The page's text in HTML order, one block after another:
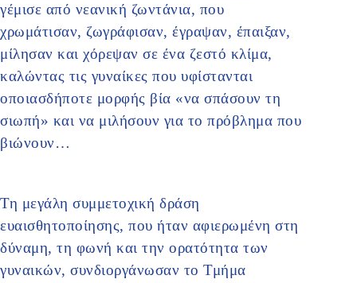
γέμισε από νεανική ζωντάνια, που
χρωμάτισαν, ζωγράφισαν, έγραψαν, έπαιξαν,
μίλησαν και χόρεψαν σε ένα ζεστό κλίμα,
καλώντας τις γυναίκες που υφίστανται
οποιασδήποτε μορφής βία «να σπάσουν τη
σιωπή» και να μιλήσουν για το πρόβλημα που
βιώνουν…
Τη μεγάλη συμμετοχική δράση
ευαισθητοποίησης, που ήταν αφιερωμένη στη
δύναμη, τη φωνή και την ορατότητα των
γυναικών, συνδιοργάνωσαν το Τμήμα